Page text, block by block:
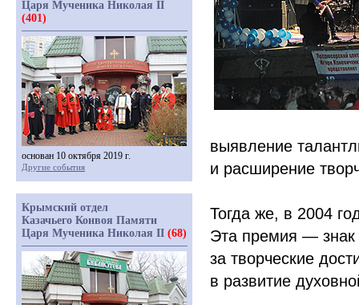
выявление
и расширение
Тогда же, в 2004
Эта премия — знак
за творческие
в развитие
Царя Мученика Николая II
(401)
основан 10 октября 2019 г.
Другие события
Крымский отдел
Казачьего Конвоя Памяти
Царя Мученика Николая II (68)